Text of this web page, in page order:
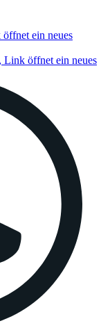
ein neues
öffnet ein neues